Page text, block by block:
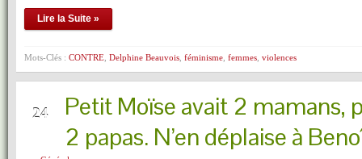
Lire la Suite »
Mots-Clés : CONTRE Delphine Beauvois féminisme femmes violences
24
Petit Moïse avait 2 mamans,
2 papas. N’en déplaise à